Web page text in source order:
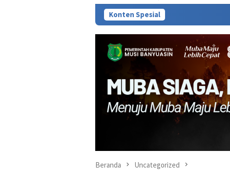
Konten Spesial BPJS
Beranda Uncategorized